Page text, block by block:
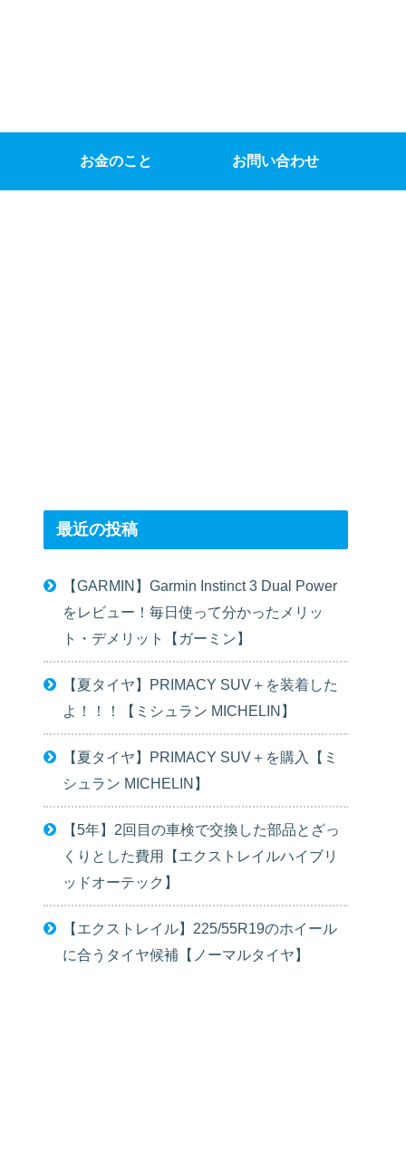
お金のこと お問い合わせ
最近の投稿
【GARMIN】Garmin Instinct 3 Dual Power
をレビュー！毎日使って分かったメリッ
ト・デメリット【ガーミン】
【夏タイヤ】PRIMACY SUV＋を装着した
よ！！！【ミシュラン MICHELIN】
【夏タイヤ】PRIMACY SUV＋を購入【ミ
シュラン MICHELIN】
【5年】2回目の車検で交換した部品とざっ
くりとした費用【エクストレイルハイブリ
ッドオーテック】
【エクストレイル】225/55R19のホイール
に合うタイヤ候補【ノーマルタイヤ】